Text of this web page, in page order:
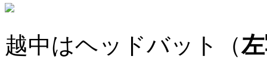
越中はヘッドバット（